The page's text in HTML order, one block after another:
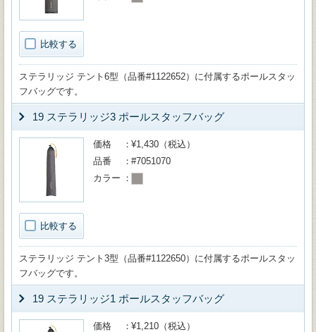
比較する
ステラリッジ テント6型（品番#1122652）に付属するポールスタッ
フバッグです。
19 ステラリッジ3 ポールスタッフバッグ
比較する
価格
¥1,430（税込）
品番
#7051070
カラー
ステラリッジ テント3型（品番#1122650）に付属するポールスタッ
フバッグです。
19 ステラリッジ1 ポールスタッフバッグ
価格
¥1,210（税込）